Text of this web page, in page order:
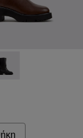
Για
002 - Καφέ
- K400843-001